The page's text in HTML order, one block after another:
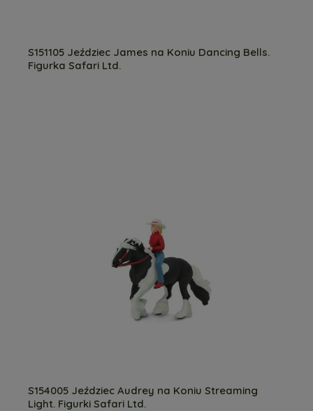
S151105 Jeździec James na Koniu Dancing Bells.
Figurka Safari Ltd.
S154005 Jeździec Audrey na Koniu Streaming
Light. Figurki Safari Ltd.